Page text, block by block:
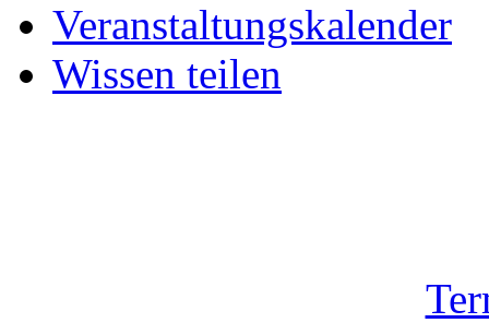
Veranstaltungskalender
Wissen teilen